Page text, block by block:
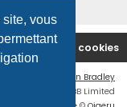
site, vous
Supprimer les cookies
Ian Bradley
Software © phpBB Limited